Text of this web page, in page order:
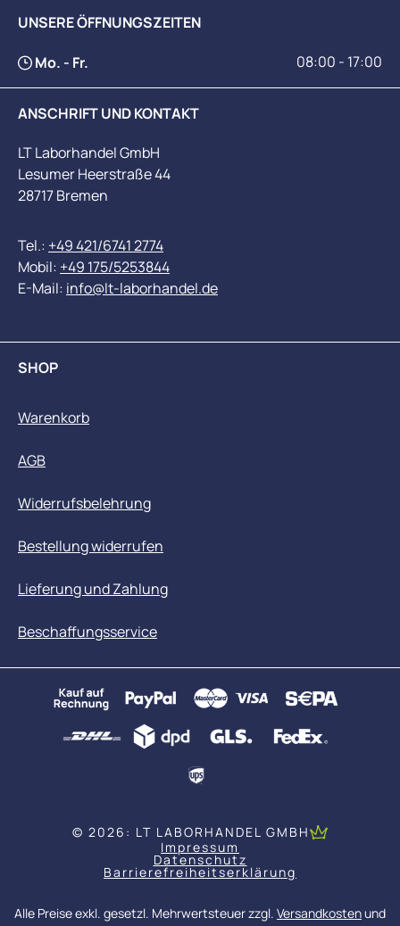
UNSERE ÖFFNUNGSZEITEN
Mo. - Fr. 08:00 - 17:00
ANSCHRIFT UND KONTAKT
LT Laborhandel GmbH
Lesumer Heerstraße 44
28717 Bremen
Tel.: +49 421/6741 2774
Mobil: +49 175/5253844
E-Mail: info@lt-laborhandel.de
SHOP
Warenkorb
AGB
Widerrufsbelehrung
Bestellung widerrufen
Lieferung und Zahlung
Beschaffungsservice
© 2026: LT LABORHANDEL GMBH
Impressum
Datenschutz
Barrierefreiheitserklärung
Alle Preise exkl. gesetzl. Mehrwertsteuer zzgl. Versandkostenund